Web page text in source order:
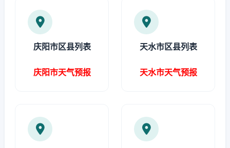
庆阳市区县列表
庆阳市天气预报
天水市区县列表
天水市天气预报